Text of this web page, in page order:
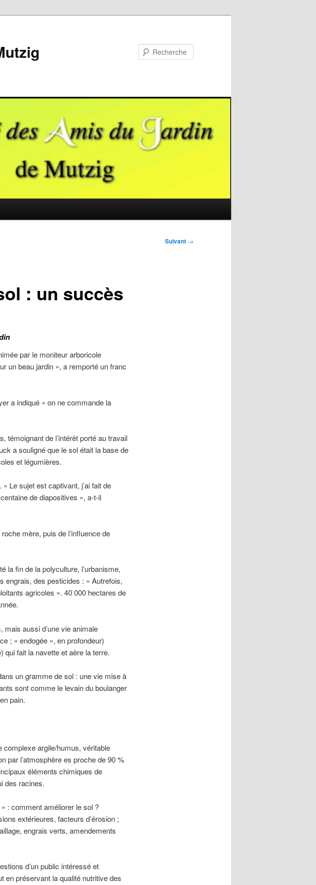
Suivant →
: un succès
par le moniteur arboricole
un beau jardin », a remporté un franc
a indiqué « on ne commande la
témoignant de l’intérêt porté au travail
a souligné que le sol était la base de
et légumières.
Le sujet est captivant, j’ai fait de
de diapositives », a-t-il
mère, puis de l’influence de
la fin de la polyculture, l’urbanisme,
engrais, des pesticides : « Autrefois,
agricoles ». 40 000 hectares de
mais aussi d’une vie animale
; « endogée », en profondeur)
qui fait la navette et aère la terre.
un gramme de sol : une vie mise à
sont comme le levain du boulanger
pain.
argile/humus, véritable
par l’atmosphère es proche de 90 %
éléments chimiques de
des racines.
: comment améliorer le sol ?
extérieures, facteurs d’érosion ;
engrais verts, amendements
d’un public intéressé et
en préservant la qualité nutritive des